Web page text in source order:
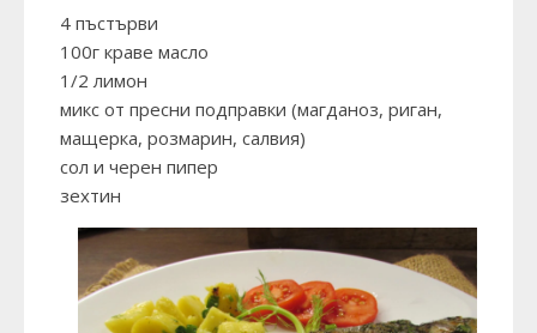
4 пъстърви
100г краве масло
1/2 лимон
микс от пресни подправки (магданоз, риган,
мащерка, розмарин, салвия)
сол и черен пипер
зехтин